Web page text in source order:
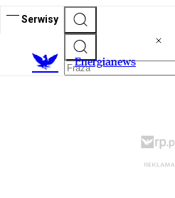
Serwisy
Energianews